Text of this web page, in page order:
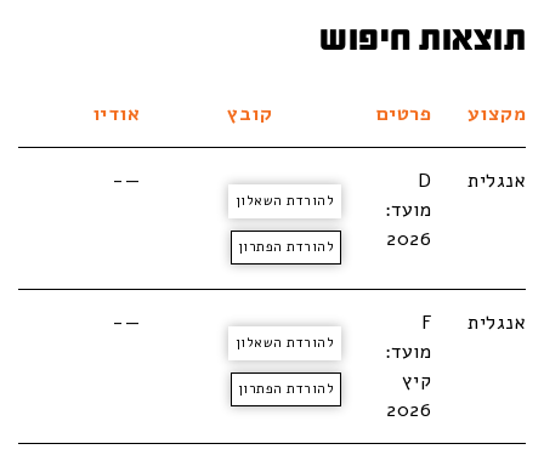
תוצאות חיפוש
מקצוע פרטים קובץ אודיו
אנגלית
D
מועד:
2026
להורדת השאלון
להורדת הפתרון
—-
אנגלית
F
מועד:
קיץ
2026
להורדת השאלון
להורדת הפתרון
—-